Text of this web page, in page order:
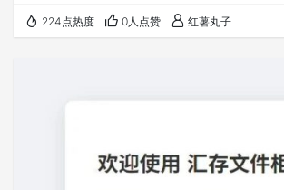
224点热度 0人点赞 红薯丸子